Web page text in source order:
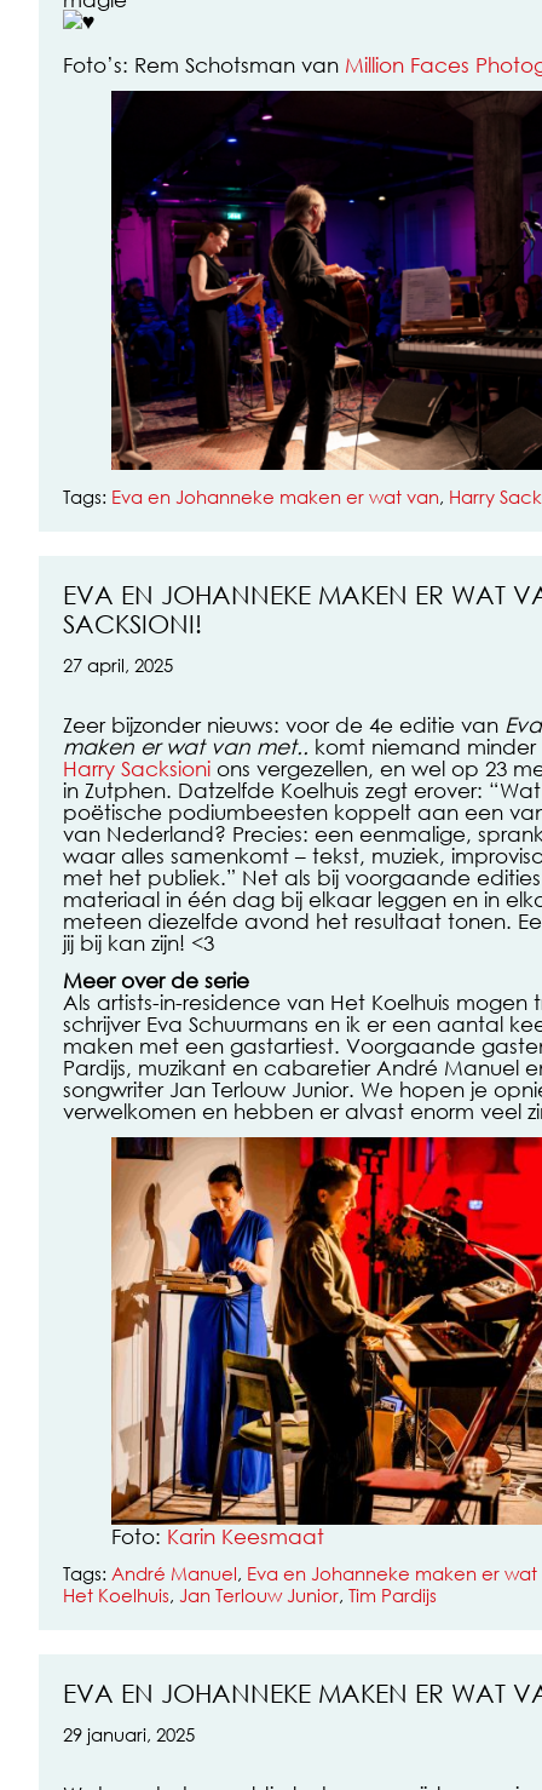
Foto’s: Rem Schotsman van Million Faces
Tags: Eva en Johanneke maken er wat van, Harry
EVA EN JOHANNEKE MAKEN ER WAT
SACKSIONI!
27 april, 2025
Zeer bijzonder nieuws: voor de 4e editie van
maken er wat van met.. komt niemand
Harry Sacksioni ons vergezellen, en wel op 23
in Zutphen. Datzelfde Koelhuis zegt erover:
poëtische podiumbeesten koppelt aan een
van Nederland? Precies: een eenmalige,
waar alles samenkomt – tekst, muziek,
met het publiek.” Net als bij voorgaande
materiaal in één dag bij elkaar leggen en in
meteen diezelfde avond het resultaat tonen.
jij bij kan zijn! <3
Meer over de serie
Als artists-in-residence van Het Koelhuis
schrijver Eva Schuurmans en ik er een aantal
maken met een gastartiest. Voorgaande
Pardijs, muzikant en cabaretier André Manuel
songwriter Jan Terlouw Junior. We hopen je
verwelkomen en hebben er alvast enorm veel
Foto: Karin Keesmaat
Tags: André Manuel, Eva en Johanneke maken er wat
Het Koelhuis, Jan Terlouw Junior, Tim Pardijs
EVA EN JOHANNEKE MAKEN ER WAT
29 januari, 2025